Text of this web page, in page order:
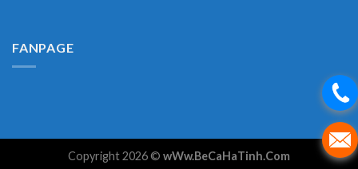
FANPAGE
Copyright 2026 © wWw.BeCaHaTinh.Com